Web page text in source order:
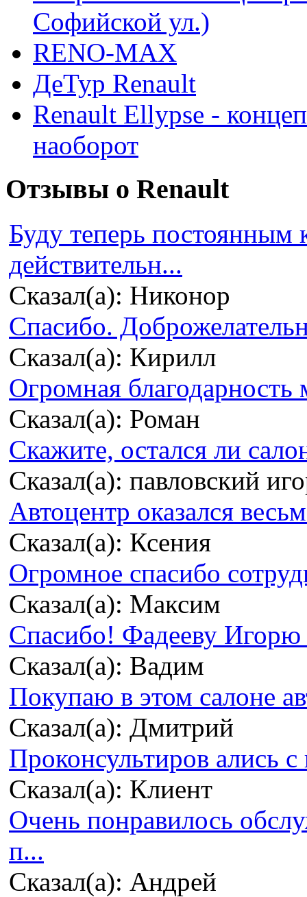
Софийской ул.)
RENO-MAX
ДеТур Renault
Renault Ellypse -
наоборот
Отзывы о Renault
Буду теперь
действительн...
Сказал(а): Никонор
Спасибо.
Сказал(а): Кирилл
Огромная благодарность
Сказал(а): Роман
Скажите, остался ли
Сказал(а): павловский
Автоцентр оказался
Сказал(а): Ксения
Огромное спасибо
Сказал(а): Максим
Спасибо! Фадееву Игорю
Сказал(а): Вадим
Покупаю в этом салоне
Сказал(а): Дмитрий
Проконсультиров ались
Сказал(а): Клиент
Очень понравилось
п...
Сказал(а): Андрей